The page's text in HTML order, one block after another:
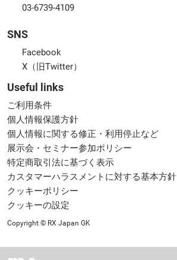
03-6739-4109
SNS
Facebook
X（旧Twitter）
Useful links
ご利用条件
個人情報保護方針
個人情報に関する修正・利用停止など
展示会・セミナー参加ポリシー
特定商取引法に基づく表示
カスタマーハラスメントに対する基本方針
クッキーポリシー
クッキーの設定
Copyright © RX Japan GK